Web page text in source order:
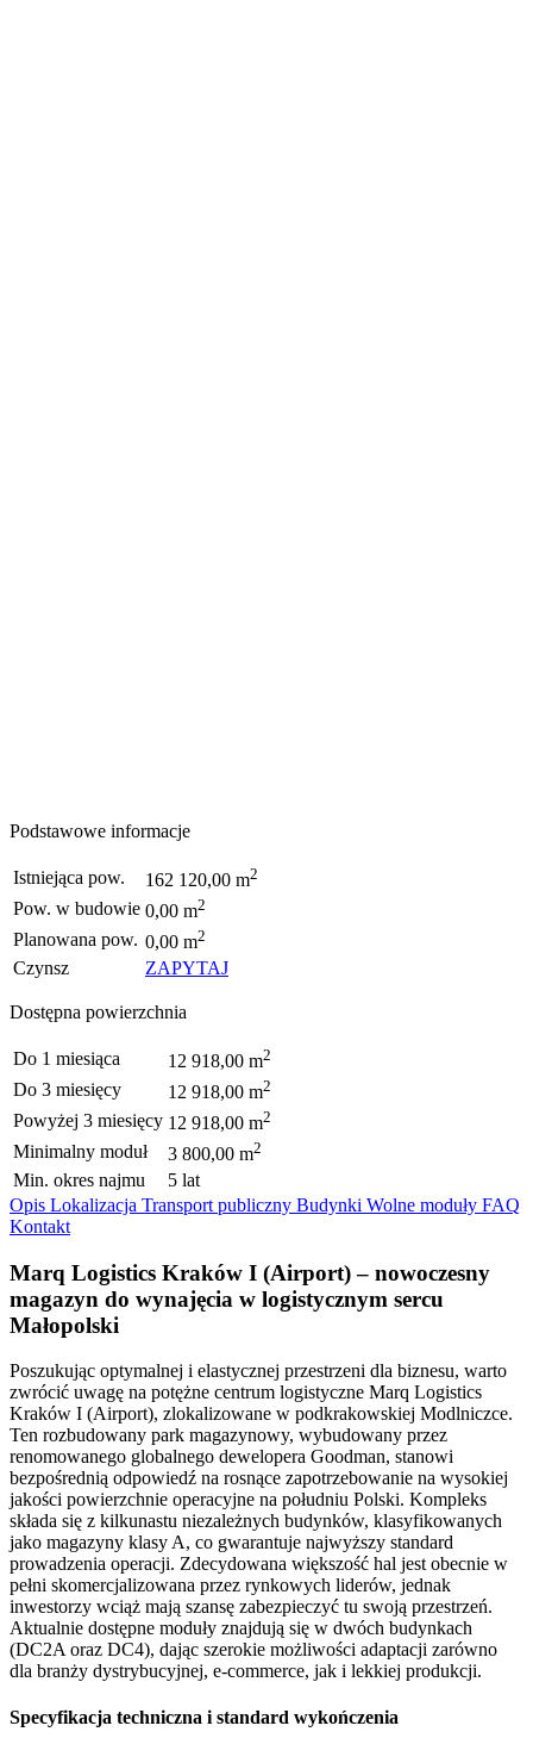
Podstawowe informacje
Istniejąca pow. 162 120,00 m2
Pow. w budowie 0,00 m2
Planowana pow. 0,00 m2
Czynsz ZAPYTAJ
Dostępna powierzchnia
Do 1 miesiąca 12 918,00 m2
Do 3 miesięcy 12 918,00 m2
Powyżej 3 miesięcy 12 918,00 m2
Minimalny moduł 3 800,00 m2
Min. okres najmu
5 lat
Opis Lokalizacja Transport publiczny Budynki Wolne moduły FAQ
Kontakt
Marq Logistics Kraków I (Airport) – nowoczesny
magazyn do wynajęcia w logistycznym sercu
Małopolski
Poszukując optymalnej i elastycznej przestrzeni dla biznesu, warto
zwrócić uwagę na potężne centrum logistyczne Marq Logistics
Kraków I (Airport), zlokalizowane w podkrakowskiej Modlniczce.
Ten rozbudowany park magazynowy, wybudowany przez
renomowanego globalnego dewelopera Goodman, stanowi
bezpośrednią odpowiedź na rosnące zapotrzebowanie na wysokiej
jakości powierzchnie operacyjne na południu Polski. Kompleks
składa się z kilkunastu niezależnych budynków, klasyfikowanych
jako magazyny klasy A, co gwarantuje najwyższy standard
prowadzenia operacji. Zdecydowana większość hal jest obecnie w
pełni skomercjalizowana przez rynkowych liderów, jednak
inwestorzy wciąż mają szansę zabezpieczyć tu swoją przestrzeń.
Aktualnie dostępne moduły znajdują się w dwóch budynkach
(DC2A oraz DC4), dając szerokie możliwości adaptacji zarówno
dla branży dystrybucyjnej, e-commerce, jak i lekkiej produkcji.
Specyfikacja techniczna i standard wykończenia